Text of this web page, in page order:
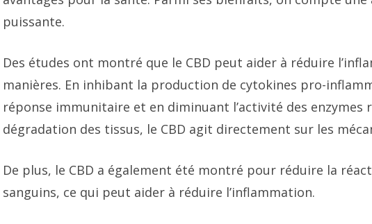
puissante.
Des études ont montré que le CBD peut aider à réduire
manières. En inhibant la production de cytokines pro-
réponse immunitaire et en diminuant l’activité des enzymes
dégradation des tissus, le CBD agit directement sur les
De plus, le CBD a également été montré pour réduire la
sanguins, ce qui peut aider à réduire l’inflammation.